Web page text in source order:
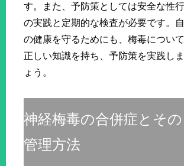
す。また、予防策としては安全な性
の実践と定期的な検査が必要です。
の健康を守るためにも、梅毒につい
正しい知識を持ち、予防策を実践し
ょう。
神経梅毒の合併症とその
管理方法